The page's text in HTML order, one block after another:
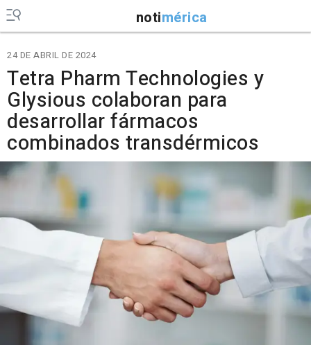
notimérica
24 DE ABRIL DE 2024
Tetra Pharm Technologies y
Glysious colaboran para
desarrollar fármacos
combinados transdérmicos